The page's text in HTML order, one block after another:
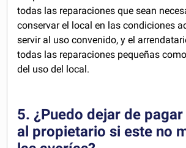
todas las reparaciones que sean
conservar el local en las condiciones
servir al uso convenido, y el
todas las reparaciones pequeñas
del uso del local.
5. ¿Puedo dejar de
al propietario si este no